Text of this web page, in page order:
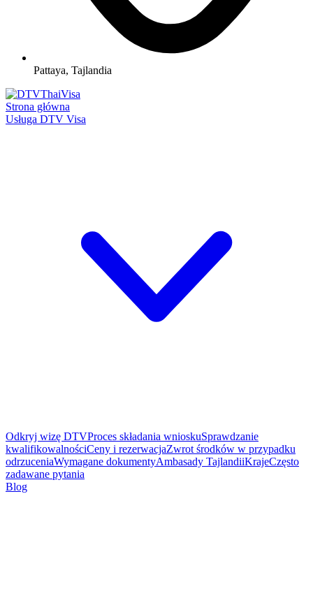
Pattaya, Tajlandia
Strona główna
Usługa DTV Visa
Odkryj wizę DTVProces składania wnioskuSprawdzanie
kwalifikowalnościCeny i rezerwacjaZwrot środków w przypadku
odrzuceniaWymagane dokumentyAmbasady TajlandiiKrajeCzęsto
zadawane pytania
Blog